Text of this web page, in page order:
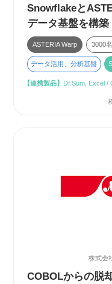
Snowflakeと
データ基盤を構築
ASTERIA Warp 3000
データ活用、分析基盤
【連携製品】 Dr.Sum, Excel /
株式会
COBOLからの脱